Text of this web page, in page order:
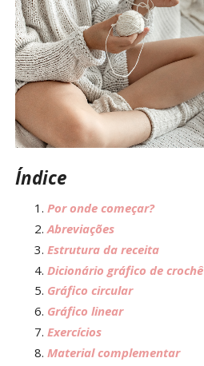
Índice
Por onde começar?
Abreviações
Estrutura da receita
Dicionário gráfico de crochê
Gráfico circular
Gráfico linear
Exercícios
Material complementar